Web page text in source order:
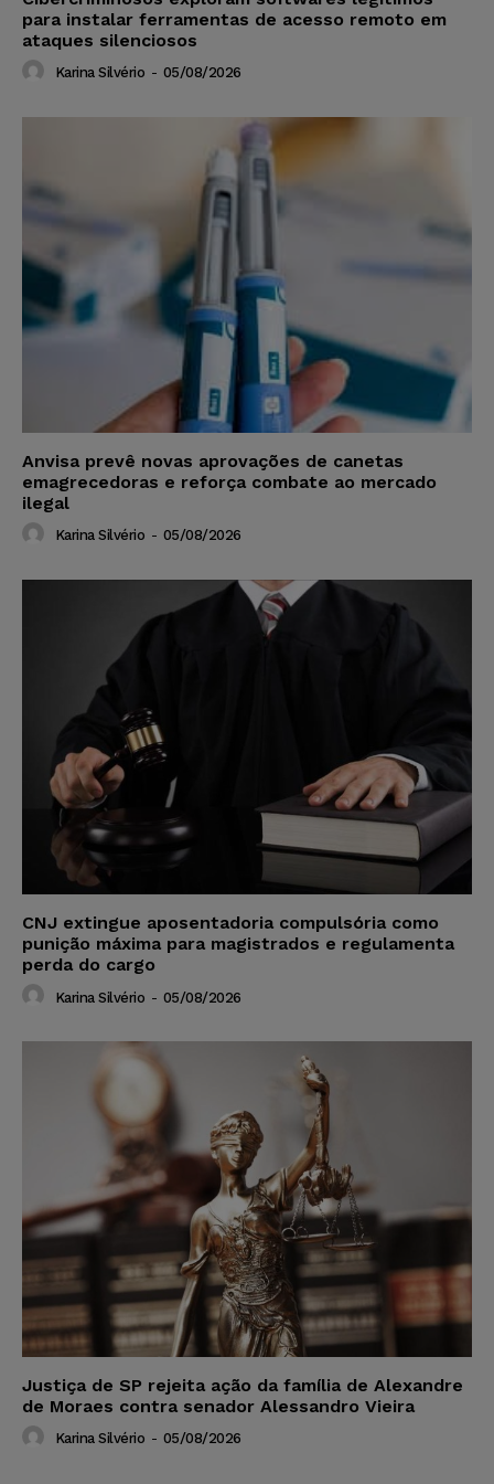
para instalar ferramentas de acesso remoto em
ataques silenciosos
Karina Silvério - 05/08/2026
Anvisa prevê novas aprovações de canetas
emagrecedoras e reforça combate ao mercado
ilegal
Karina Silvério - 05/08/2026
CNJ extingue aposentadoria compulsória como
punição máxima para magistrados e regulamenta
perda do cargo
Karina Silvério - 05/08/2026
Justiça de SP rejeita ação da família de Alexandre
de Moraes contra senador Alessandro Vieira
Karina Silvério - 05/08/2026